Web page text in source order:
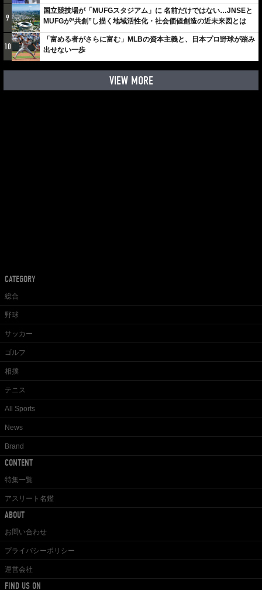
9
国立競技場が「MUFGスタジアム」に 名前だけではない…JNSEと
MUFGが“共創”し描く地域活性化・社会価値創造の近未来図とは
10
「富める者がさらに富む」MLBの資本主義と、日本プロ野球が踏み
出せない一歩
VIEW MORE
CATEGORY
総合
野球
サッカー
ゴルフ
相撲
テニス
All Sports
News
Brand
CONTENT
特集一覧
アスリート名鑑
ABOUT
お問い合わせ
プライバシーポリシー
運営会社
FIND US ON